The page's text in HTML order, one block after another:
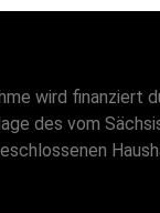
wird finanziert
des vom